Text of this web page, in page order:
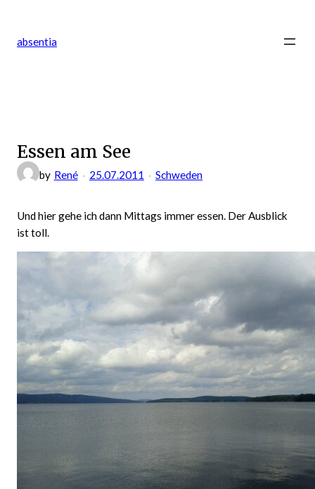
springen
absentia
Essen am See
by René 25.07.2011 Schweden
Und hier gehe ich dann Mittags immer essen. Der Ausblick
ist toll.